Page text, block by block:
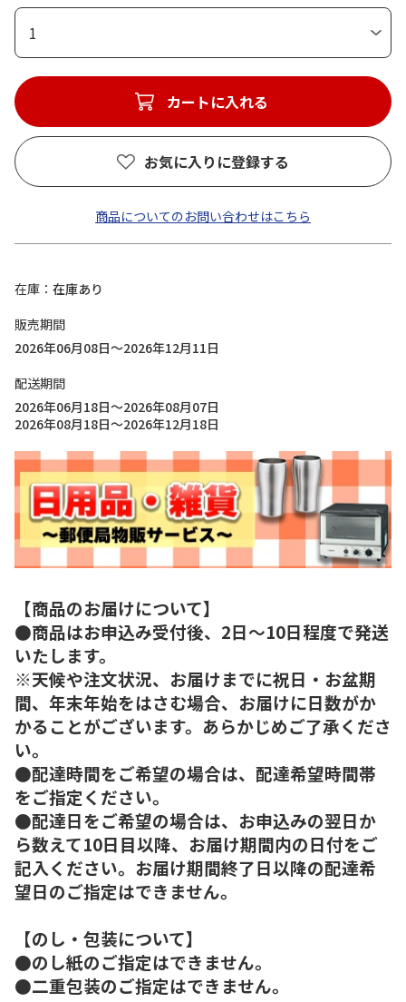
1
カートに入れる
お気に入りに登録する
商品についてのお問い合わせはこちら
在庫
在庫あり
販売期間
2026年06月08日～2026年12月11日
配送期間
2026年06月18日～2026年08月07日
2026年08月18日～2026年12月18日
【商品のお届けについて】
●商品はお申込み受付後、2日～10日程度で発送
いたします。
※天候や注文状況、お届けまでに祝日・お盆期
間、年末年始をはさむ場合、お届けに日数がか
かることがございます。あらかじめご了承くださ
い。
●配達時間をご希望の場合は、配達希望時間帯
をご指定ください。
●配達日をご希望の場合は、お申込みの翌日か
ら数えて10日目以降、お届け期間内の日付をご
記入ください。お届け期間終了日以降の配達希
望日のご指定はできません。
【のし・包装について】
●のし紙のご指定はできません。
●二重包装のご指定はできません。